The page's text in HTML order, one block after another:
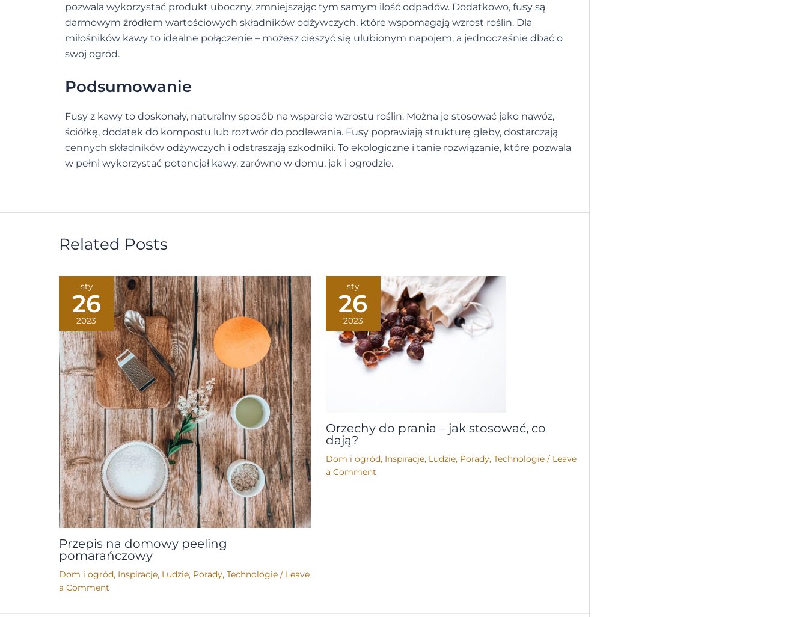
pozwala wykorzystać produkt uboczny, zmniejszając tym samym ilość odpadów. Dodatkowo, fusy są
darmowym źródłem wartościowych składników odżywczych, które wspomagają wzrost roślin. Dla
miłośników kawy to idealne połączenie – możesz cieszyć się ulubionym napojem, a jednocześnie dbać o
swój ogród.
Podsumowanie
Fusy z kawy to doskonały, naturalny sposób na wsparcie wzrostu roślin. Można je stosować jako nawóz,
ściółkę, dodatek do kompostu lub roztwór do podlewania. Fusy poprawiają strukturę gleby, dostarczają
cennych składników odżywczych i odstraszają szkodniki. To ekologiczne i tanie rozwiązanie, które pozwala
w pełni wykorzystać potencjał kawy, zarówno w domu, jak i ogrodzie.
Related Posts
sty
26
2023
Przepis na domowy peeling
pomarańczowy
Dom i ogród, Inspiracje, Ludzie, Porady, Technologie / Leave
a Comment
sty
26
2023
Orzechy do prania – jak stosować, co
dają?
Dom i ogród, Inspiracje, Ludzie, Porady, Technologie/ Leave
a Comment